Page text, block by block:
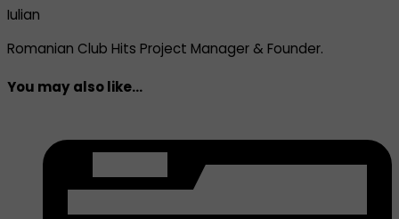
Iulian
Romanian Club Hits Project Manager & Founder.
You may also like...